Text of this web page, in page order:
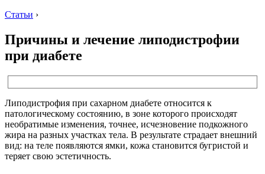
Статьи ›
Причины и лечение липодистрофии
при диабете
Липодистрофия при сахарном диабете относится к
патологическому состоянию, в зоне которого происходят
необратимые изменения, точнее, исчезновение подкожного
жира на разных участках тела. В результате страдает внешний
вид: на теле появляются ямки, кожа становится бугристой и
теряет свою эстетичность.